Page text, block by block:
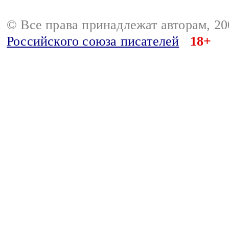
© Все права принадлежат авторам,
Российского союза писателей
18+